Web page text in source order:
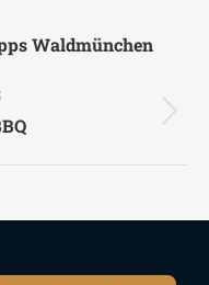
Waldmünchen